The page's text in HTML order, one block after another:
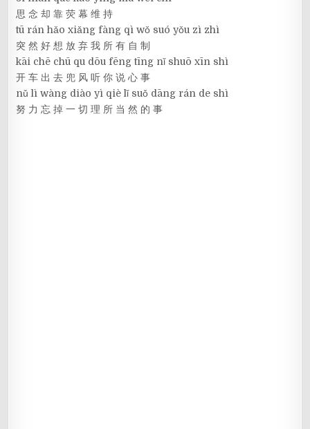
思 念 却 靠 荧 幕 维 持
tū rán hǎo xiǎng fàng qì wǒ suó yǒu zì zhì
突 然 好 想 放 弃 我 所 有 自 制
kāi chē chū qu dōu fēng tīng nǐ shuō xīn shì
开 车 出 去 兜 风 听 你 说 心 事
nǔ lì wàng diào yì qiè lǐ suǒ dāng rán de shì
努 力 忘 掉 一 切 理 所 当 然 的 事